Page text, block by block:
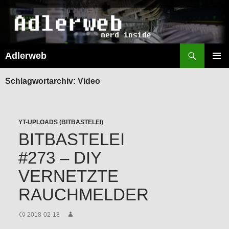
Adlerweb
SPRINGEN
Schlagwortarchiv: Video
YT-UPLOADS (BITBASTELEI)
BITBASTELEI
#273 – DIY
VERNETZTE
RAUCHMELDER
2018-02-18